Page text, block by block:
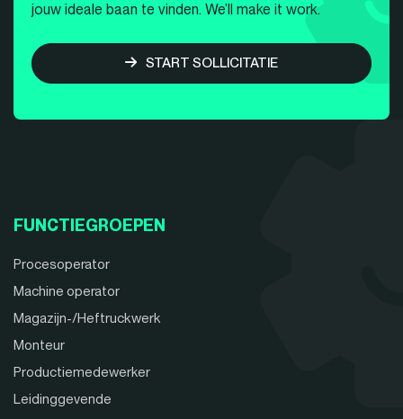
jouw ideale baan te vinden. We’ll make it work.
START SOLLICITATIE
FUNCTIEGROEPEN
Procesoperator
Machine operator
Magazijn-/Heftruckwerk
Monteur
Productiemedewerker
Leidinggevende